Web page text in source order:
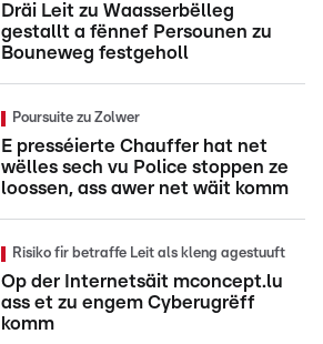
Dräi Leit zu Waasserbëlleg
gestallt a fënnef Persounen zu
Bouneweg festgeholl
Poursuite zu Zolwer
E presséierte Chauffer hat net
wëlles sech vu Police stoppen ze
loossen, ass awer net wäit komm
Risiko fir betraffe Leit als kleng agestuuft
Op der Internetsäit mconcept.lu
ass et zu engem Cyberugrëff
komm